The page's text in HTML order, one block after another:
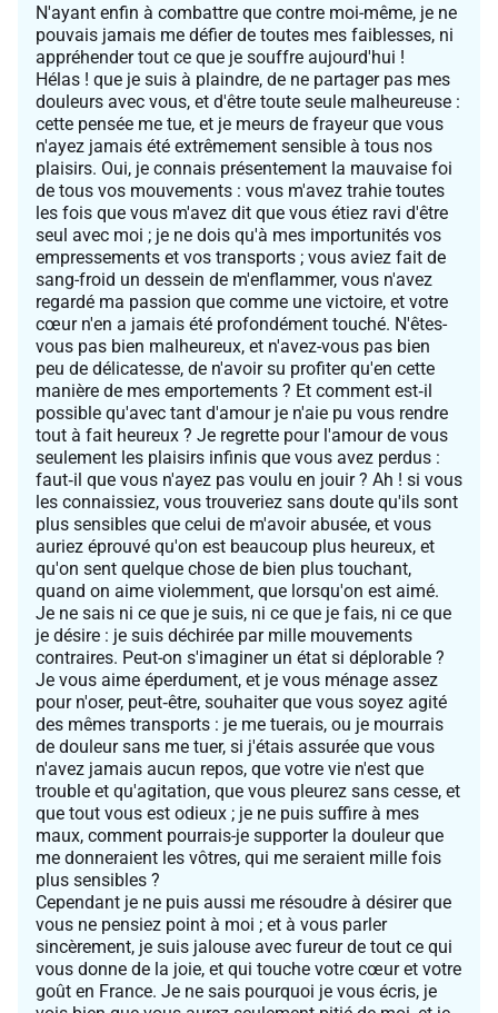
N'ayant enfin à combattre que contre moi-même, je ne
pouvais jamais me défier de toutes mes faiblesses, ni
appréhender tout ce que je souffre aujourd'hui !
Hélas ! que je suis à plaindre, de ne partager pas mes
douleurs avec vous, et d'être toute seule malheureuse :
cette pensée me tue, et je meurs de frayeur que vous
n'ayez jamais été extrêmement sensible à tous nos
plaisirs. Oui, je connais présentement la mauvaise foi
de tous vos mouvements : vous m'avez trahie toutes
les fois que vous m'avez dit que vous étiez ravi d'être
seul avec moi ; je ne dois qu'à mes importunités vos
empressements et vos transports ; vous aviez fait de
sang-froid un dessein de m'enflammer, vous n'avez
regardé ma passion que comme une victoire, et votre
cœur n'en a jamais été profondément touché. N'êtes-
vous pas bien malheureux, et n'avez-vous pas bien
peu de délicatesse, de n'avoir su profiter qu'en cette
manière de mes emportements ? Et comment est‑il
possible qu'avec tant d'amour je n'aie pu vous rendre
tout à fait heureux ? Je regrette pour l'amour de vous
seulement les plaisirs infinis que vous avez perdus :
faut‑il que vous n'ayez pas voulu en jouir ? Ah ! si vous
les connaissiez, vous trouveriez sans doute qu'ils sont
plus sensibles que celui de m'avoir abusée, et vous
auriez éprouvé qu'on est beaucoup plus heureux, et
qu'on sent quelque chose de bien plus touchant,
quand on aime violemment, que lorsqu'on est aimé.
Je ne sais ni ce que je suis, ni ce que je fais, ni ce que
je désire : je suis déchirée par mille mouvements
contraires. Peut-on s'imaginer un état si déplorable ?
Je vous aime éperdument, et je vous ménage assez
pour n'oser, peut‑être, souhaiter que vous soyez agité
des mêmes transports : je me tuerais, ou je mourrais
de douleur sans me tuer, si j'étais assurée que vous
n'avez jamais aucun repos, que votre vie n'est que
trouble et qu'agitation, que vous pleurez sans cesse, et
que tout vous est odieux ; je ne puis suffire à mes
maux, comment pourrais-je supporter la douleur que
me donneraient les vôtres, qui me seraient mille fois
plus sensibles ?
Cependant je ne puis aussi me résoudre à désirer que
vous ne pensiez point à moi ; et à vous parler
sincèrement, je suis jalouse avec fureur de tout ce qui
vous donne de la joie, et qui touche votre cœur et votre
goût en France. Je ne sais pourquoi je vous écris, je